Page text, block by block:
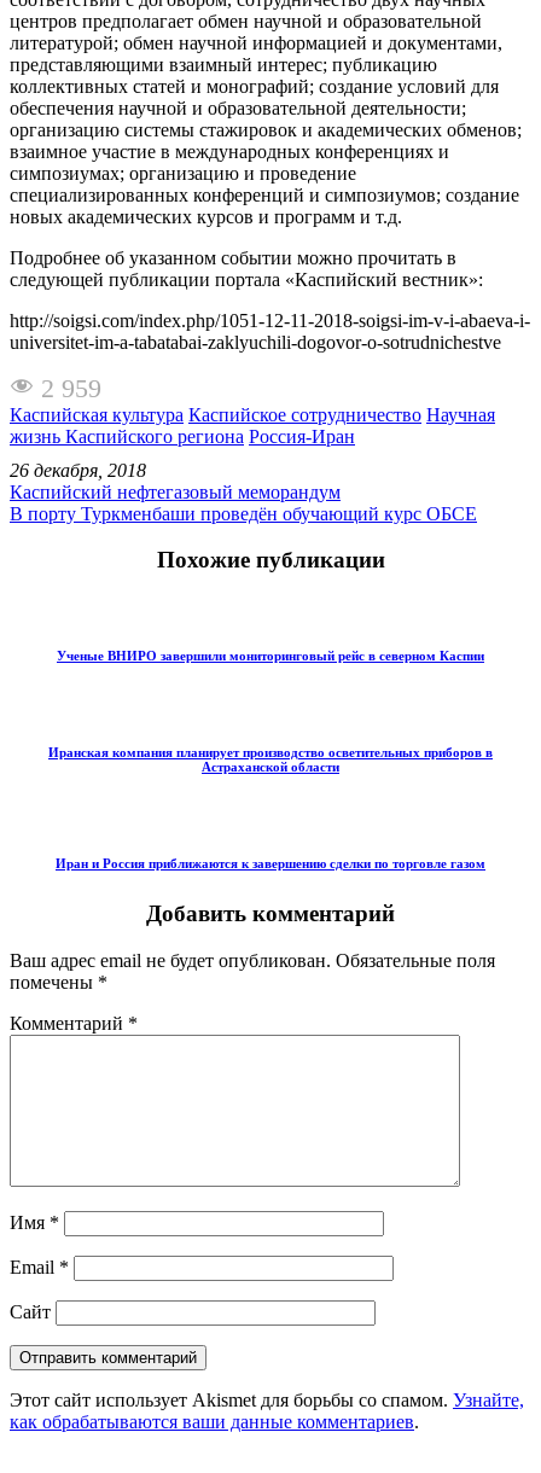
центров предполагает обмен научной и образовательной
литературой; обмен научной информацией и документами,
представляющими взаимный интерес; публикацию
коллективных статей и монографий; создание условий для
обеспечения научной и образовательной деятельности;
организацию системы стажировок и академических обменов;
взаимное участие в международных конференциях и
симпозиумах; организацию и проведение
специализированных конференций и симпозиумов; создание
новых академических курсов и программ и т.д.
Подробнее об указанном событии можно прочитать в
следующей публикации портала «Каспийский вестник»:
http://soigsi.com/index.php/1051-12-11-2018-soigsi-im-v-i-abaeva-i-
universitet-im-a-tabatabai-zaklyuchili-dogovor-o-sotrudnichestve
2 959
Каспийская культура Каспийское сотрудничество Научная
жизнь Каспийского региона Россия-Иран
26 декабря, 2018
Каспийский нефтегазовый меморандум
В порту Туркменбаши проведён обучающий курс ОБСЕ
Похожие публикации
Ученые ВНИРО завершили мониторинговый рейс в северном Каспии
Иранская компания планирует производство осветительных приборов в
Астраханской области
Иран и Россия приближаются к завершению сделки по торговле газом
Добавить комментарий
Ваш адрес email не будет опубликован. Обязательные поля
помечены *
Комментарий *
Имя *
Email *
Сайт
Этот сайт использует Akismet для борьбы со спамом. Узнайте,
как обрабатываются ваши данные комментариев.